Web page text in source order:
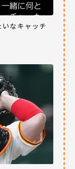
なキャッチ